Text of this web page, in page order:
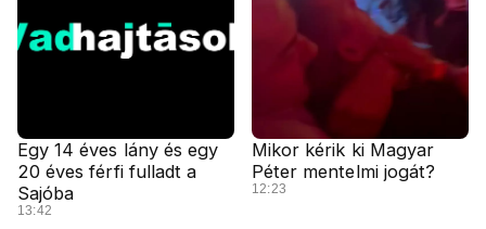
Egy 14 éves lány és egy
20 éves férfi fulladt a
Sajóba
13:42
Mikor kérik ki Magyar
Péter mentelmi jogát?
12:23